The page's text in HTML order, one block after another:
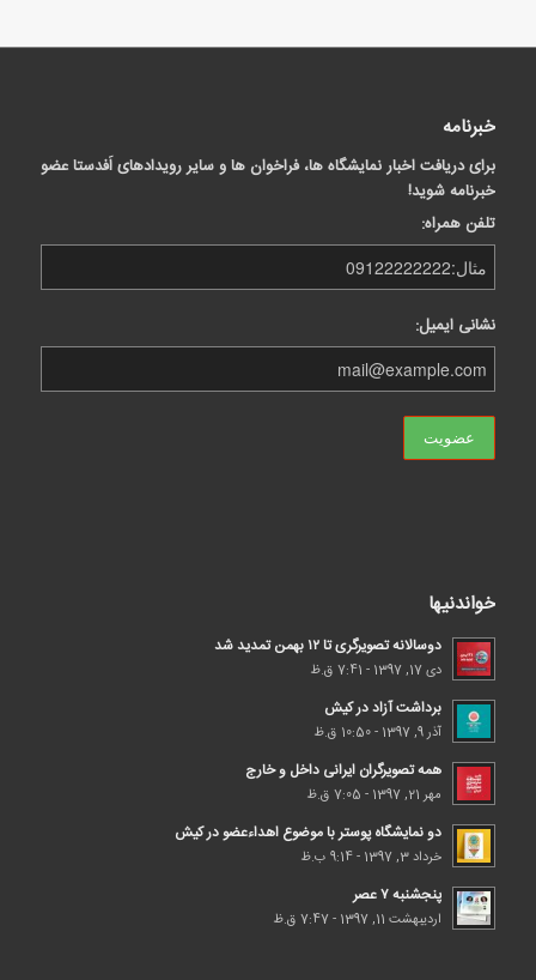
خبرنامه
برای دریافت اخبار نمایشگاه ها، فراخوان ها و سایر رویدادهای اَفدستا عضو
خبرنامه شوید!
تلفن همراه:
نشانی ایمیل:
خواندنیها
دوسالانه تصویرگری تا ۱۲ بهمن تمدید شد
دی 17, 1397 - 7:41 ق.ظ
برداشت آزاد در کیش
آذر 9, 1397 - 10:50 ق.ظ
همه تصویرگران ایرانی داخل و خارج
مهر 21, 1397 - 7:05 ق.ظ
دو نمایشگاه پوستر با موضوع اهداء‌عضو در کیش
خرداد 3, 1397 - 9:14 ب.ظ
پنجشنبه ۷ عصر
اردیبهشت 11, 1397 - 7:47 ق.ظ